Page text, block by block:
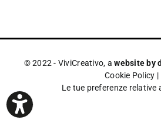
© 2022 - ViviCreativo, awebsite by
Cookie Policy |
Le tue preferenze relative